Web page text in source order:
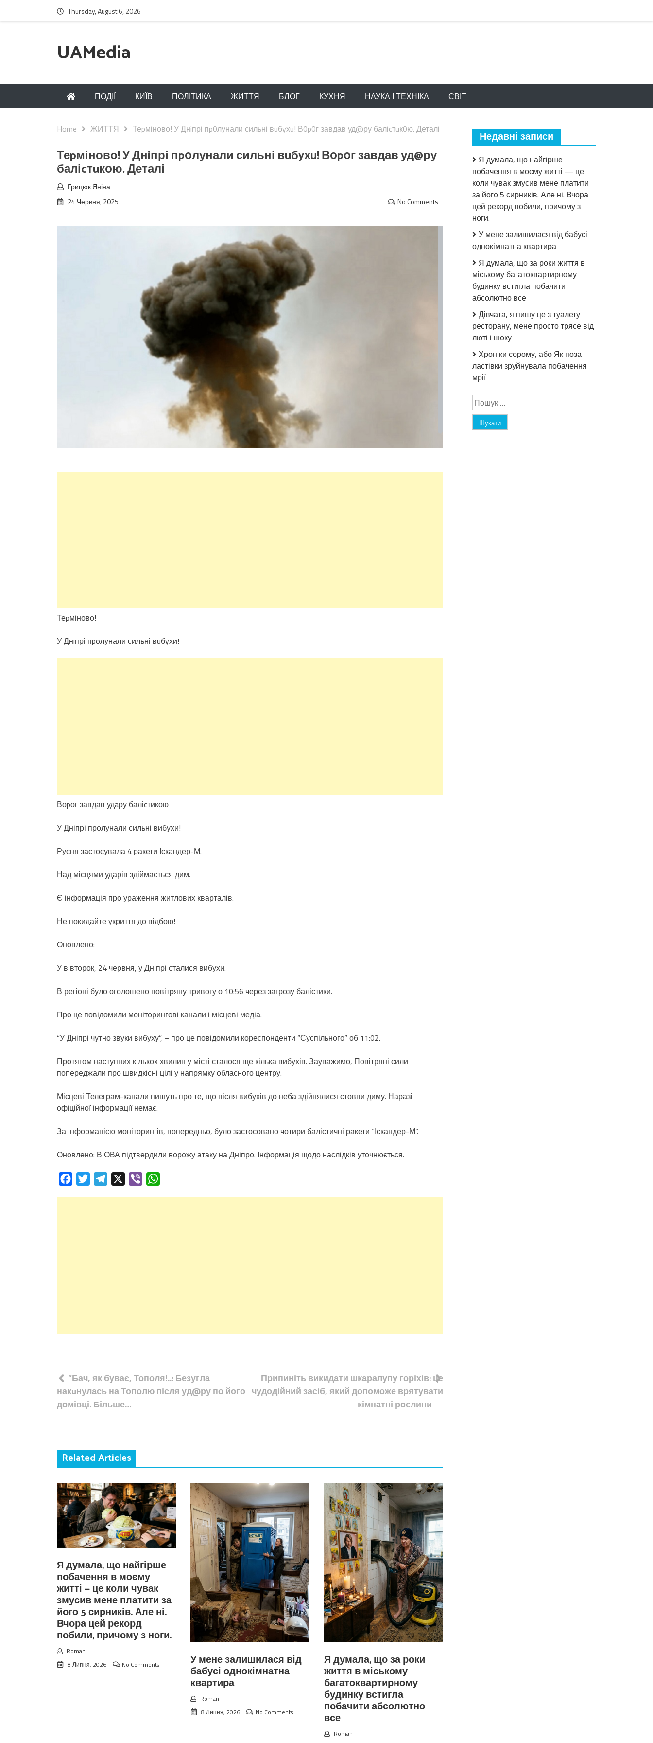
Thursday, August 6, 2026
UAMedia
ПОДІЇ КИЇВ ПОЛІТИКА ЖИТТЯ БЛОГ КУХНЯ НАУКА І ТЕХНІКА СВІТ
Home ЖИТТЯ Теpміново! У Днiпрі пp0лунали сильні вuбyхu! В0p0г завдав уд@ру баліcтuк0ю. Деталі
Теpміново! У Днiпрі пp0лунали сильні вuбyхu! В0p0г завдав уд@ру
баліcтuк0ю. Деталі
Грицюк Яніна
24 Червня, 2025
No Comments
Теpміново!
У Днiпрі пpoлунали сильні вuбyхи!
Воpог завдав удaру баліcтикою
У Дніпрі пролунали сильні вибухи!
Русня застосувала 4 ракети Іскандер-М.
Над місцями ударів здіймається дим.
Є інформація про ураження житлових кварталів.
Не покидайте укриття до відбою!
Оновлено:
У вівторок, 24 червня, у Дніпрі сталися вибухи.
В регіоні було оголошено повітряну тривогу о 10:56 через загрозу балістики.
Про це повідомили моніторингові канали і місцеві медіа.
“У Дніпрі чутно звуки вибуху”, – про це повідомили кореспонденти “Суспільного” об 11:02.
Протягом наступних кількох хвилин у місті сталося ще кілька вибухів. Зауважимо, Повітряні сили
попереджали про швидкісні цілі у напрямку обласного центру.
Місцеві Телеграм-канали пишуть про те, що після вибухів до неба здійнялися стовпи диму. Наразі
офіційної інформації немає.
За інформацією моніторингів, попередньо, було застосовано чотири балістичні ракети “Іскандер-М”.
Оновлено: В ОВА підтвердили ворожу атаку на Дніпро. Інформація щодо наслідків уточнюється.
FacebookTwitterTelegram Viber
Навігація
записів
“Бач, як буває, Тополя!..: Безугла
накuнулась на Тополю після уд@ру по його
домівці. Більше…
Припиніть викидати шкаралупу горіхів: це
чудодійний засіб, який допоможе врятувати
кімнатні рослини
Related Articles
Я думала, що найгірше
побачення в моєму
житті — це коли чувак
змусив мене платити за
його 5 сирників. Але ні.
Вчора цей рекорд
побили, причому з ноги.
Roman
8 Липня, 2026
No Comments У мене залишилася від
бабусі однокімнатна
квартира
Roman
8 Липня, 2026
No Comments
Я думала, що за роки
життя в міському
багатоквартирному
будинку встигла
побачити абсолютно
все
Roman
Недавні записи
Я думала, що найгірше
побачення в моєму житті — це
коли чувак змусив мене платити
за його 5 сирників. Але ні. Вчора
цей рекорд побили, причому з
ноги.
У мене залишилася від бабусі
однокімнатна квартира
Я думала, що за роки життя в
міському багатоквартирному
будинку встигла побачити
абсолютно все
Дівчата, я пишу це з туалету
ресторану, мене просто трясе від
люті і шоку
Хроніки сорому, або Як поза
ластівки зруйнувала побачення
мрії
Пошук: